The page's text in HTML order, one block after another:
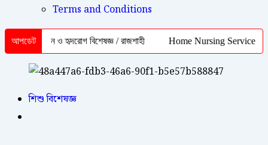
Terms and Conditions
আপডেট
মেডিসিন ও হৃদরোগ বিশেষজ্ঞ / রাজশাহী Home Nursing Service
শিশু বিশেষজ্ঞ